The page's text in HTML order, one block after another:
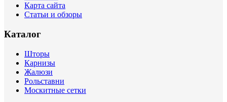
Карта сайта
Статьи и обзоры
Каталог
Шторы
Карнизы
Жалюзи
Рольставни
Москитные сетки